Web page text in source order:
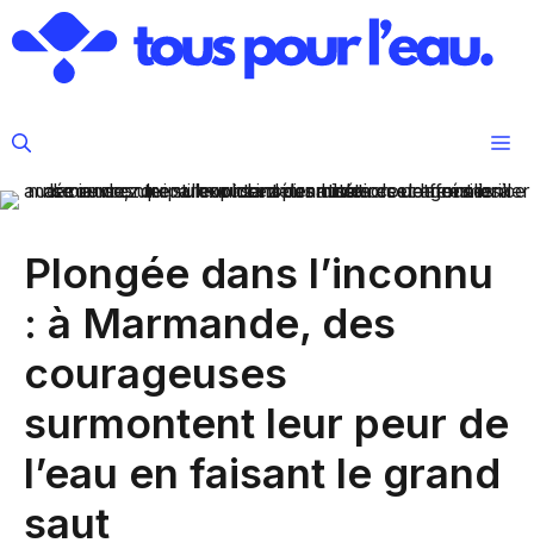
au
contenu
Plongée dans l’inconnu
: à Marmande, des
courageuses
surmontent leur peur de
l’eau en faisant le grand
saut